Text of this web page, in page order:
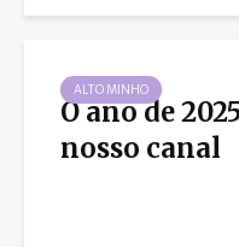
ALTO MINHO
O ano de
nosso canal